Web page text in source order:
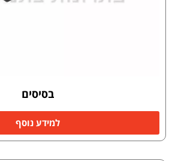
למידע נוסף